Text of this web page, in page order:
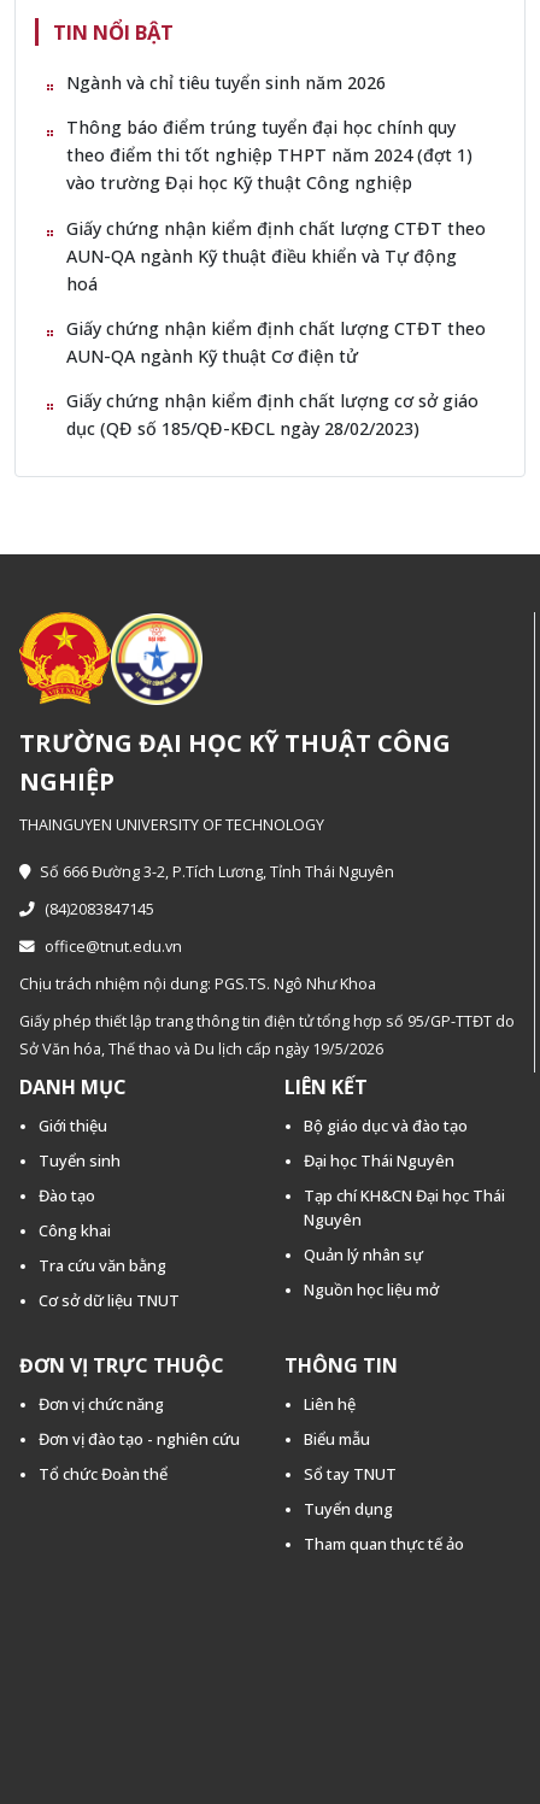
TIN NỔI BẬT
Ngành và chỉ tiêu tuyển sinh năm 2026
Thông báo điểm trúng tuyển đại học chính quy
theo điểm thi tốt nghiệp THPT năm 2024 (đợt 1)
vào trường Đại học Kỹ thuật Công nghiệp
Giấy chứng nhận kiểm định chất lượng CTĐT theo
AUN-QA ngành Kỹ thuật điều khiển và Tự động
hoá
Giấy chứng nhận kiểm định chất lượng CTĐT theo
AUN-QA ngành Kỹ thuật Cơ điện tử
Giấy chứng nhận kiểm định chất lượng cơ sở giáo
dục (QĐ số 185/QĐ-KĐCL ngày 28/02/2023)
TRƯỜNG ĐẠI HỌC KỸ THUẬT CÔNG
NGHIỆP
THAINGUYEN UNIVERSITY OF TECHNOLOGY
Số 666 Đường 3-2, P.Tích Lương, Tỉnh Thái Nguyên
(84)2083847145
office@tnut.edu.vn
Chịu trách nhiệm nội dung: PGS.TS. Ngô Như Khoa
Giấy phép thiết lập trang thông tin điện tử tổng hợp số 95/GP-TTĐT do
Sở Văn hóa, Thế thao và Du lịch cấp ngày 19/5/2026
DANH MỤC
Giới thiệu
Tuyển sinh
Đào tạo
Công khai
Tra cứu văn bằng
Cơ sở dữ liệu TNUT
LIÊN KẾT
Bộ giáo dục và đào tạo
Đại học Thái Nguyên
Tạp chí KH&CN Đại học Thái
Nguyên
Quản lý nhân sự
Nguồn học liệu mở
ĐƠN VỊ TRỰC THUỘC
Đơn vị chức năng
Đơn vị đào tạo - nghiên cứu
Tổ chức Đoàn thể
THÔNG TIN
Liên hệ
Biểu mẫu
Sổ tay TNUT
Tuyển dụng
Tham quan thực tế ảo